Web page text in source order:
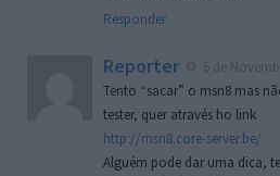
Responder
Reporter
Tento “sacar” o msn8 mas
tester, quer através ho link
http://msn8.core-server.be/
Alguém pode dar uma dica,